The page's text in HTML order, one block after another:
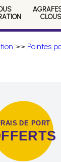
CLOUS
>> Pointes
DE PORT